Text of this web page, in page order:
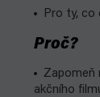
Pro ty, co
Proč?
Zapomeň
akčního